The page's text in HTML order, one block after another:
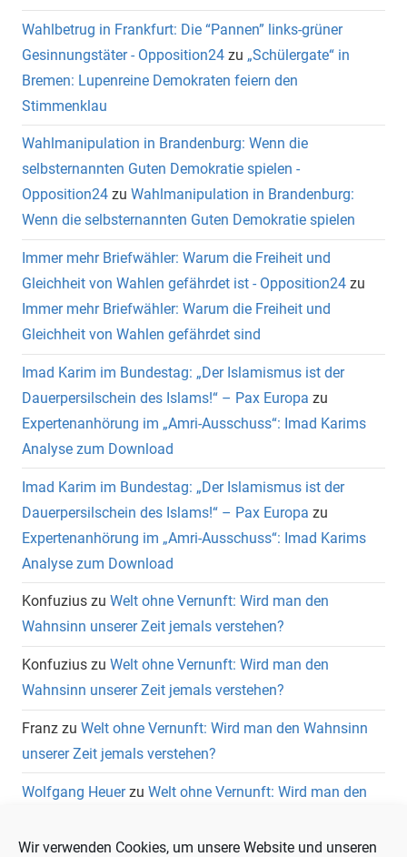
Wir verwenden Cookies, um unsere Website und unseren
Wahlbetrug in Frankfurt: Die “Pannen” links-grüner
Gesinnungstäter - Opposition24 zu „Schülergate“ in
Bremen: Lupenreine Demokraten feiern den
Stimmenklau
Wahlmanipulation in Brandenburg: Wenn die
selbsternannten Guten Demokratie spielen -
Opposition24 zu Wahlmanipulation in Brandenburg:
Wenn die selbsternannten Guten Demokratie spielen
Immer mehr Briefwähler: Warum die Freiheit und
Gleichheit von Wahlen gefährdet ist - Opposition24 zu
Immer mehr Briefwähler: Warum die Freiheit und
Gleichheit von Wahlen gefährdet sind
Imad Karim im Bundestag: „Der Islamismus ist der
Dauerpersilschein des Islams!“ – Pax Europa zu
Expertenanhörung im „Amri-Ausschuss“: Imad Karims
Analyse zum Download
Imad Karim im Bundestag: „Der Islamismus ist der
Dauerpersilschein des Islams!“ – Pax Europa zu
Expertenanhörung im „Amri-Ausschuss“: Imad Karims
Analyse zum Download
Konfuzius zu Welt ohne Vernunft: Wird man den
Wahnsinn unserer Zeit jemals verstehen?
Konfuzius zu Welt ohne Vernunft: Wird man den
Wahnsinn unserer Zeit jemals verstehen?
Franz zu Welt ohne Vernunft: Wird man den Wahnsinn
unserer Zeit jemals verstehen?
Wolfgang Heuerzu Welt ohne Vernunft: Wird man den